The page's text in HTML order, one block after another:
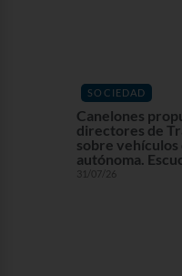
SOCIEDAD
Canelones
directores de
sobre
autónoma.
31/07/26